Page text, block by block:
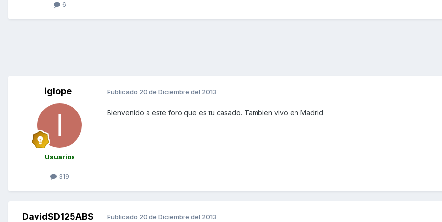
6
iglope
Usuarios
319
Publicado 20 de Diciembre del 2013
Bienvenido a este foro que es tu casado. Tambien vivo en Madrid
DavidSD125ABS Publicado 20 de Diciembre del 2013